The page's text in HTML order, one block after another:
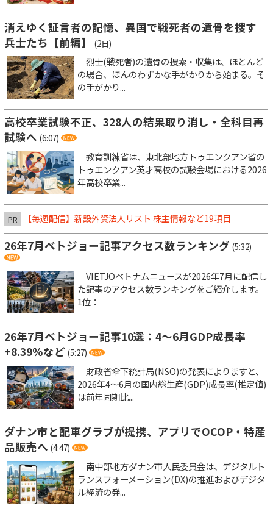
消えゆく証言者の記憶、異国で戦死者の遺骨を捜す
兵士たち【前編】
(2日)
烈士(戦死者)の遺骨の捜索・収集は、ほとんど
の場合、ほんのわずかな手がかりから始まる。そ
の手がかり...
高校卒業試験不正、328人の結果取り消し・全科目再
試験へ (6:07)
教育訓練省は、東北部地方トゥエンクアン省の
トゥエンクアン英才高校の試験会場における2026
年高校卒業...
PR 【毎週配信】新設外資法人リスト 株主情報など19項目
26年7月ベトジョー記事アクセス数ランキング (5:32)
VIETJOベトナムニュースが2026年7月に配信し
た記事のアクセス数ランキングをご紹介します。
1位：
26年7月ベトジョー記事10選：4～6月GDP成長率
+8.39％など (5:27)
財政省傘下統計局(NSO)の発表によりますと、
2026年4～6月の国内総生産(GDP)成長率(推定値)
は前年同期比...
ダナン市と配車グラブが提携、アプリでOCOP・特産
品販売へ (4:47)
南中部地方ダナン市人民委員会は、デジタルト
ランスフォーメーション(DX)の推進およびデジタ
ル経済の発...